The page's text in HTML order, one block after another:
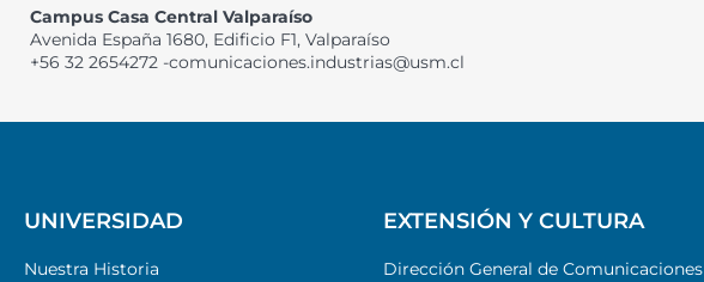
Campus Casa Central Valparaíso
Avenida España 1680, Edificio F1, Valparaíso
+56 32 2654272 -comunicaciones.industrias@usm.cl
UNIVERSIDAD
Nuestra Historia
EXTENSIÓN Y CULTURA
Dirección General de Comunicaciones